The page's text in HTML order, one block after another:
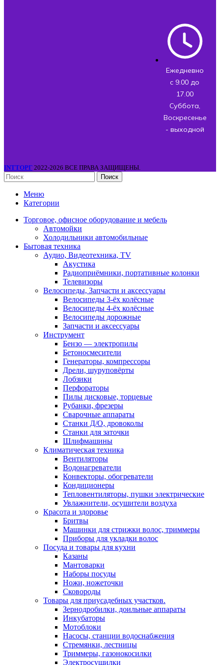
Ежедневно
с 9.00 до
17.00
Суббота,
Воскресенье
- выходной
INTТОРГ 2022-2026 ВСЕ ПРАВА ЗАЩИЩЕНЫ.
Поиск
Меню
Категории
Торговое, офисное оборудование и мебель
Автомойки
Холодильники автомобильные
Бытовая техника
Аудио, Видеотехника, TV
Акустика
Радиоприёмники, портативные колонки
Телевизоры
Велосипеды, Запчасти и аксессуары
Велосипеды 3-ёх колёсные
Велосипеды 4-ёх колёсные
Велосипеды дорожные
Запчасти и аксессуары
Инструмент
Бензо — электропилы
Бетоносмесители
Генераторы, компрессоры
Дрели, шуруповёрты
Лобзики
Перфораторы
Пилы дисковые, торцевые
Рубанки, фрезеры
Сварочные аппараты
Станки Д/О, дровоколы
Станки для заточки
Шлифмашины
Климатическая техника
Вентиляторы
Водонагреватели
Конвекторы, обогреватели
Кондиционеры
Тепловентиляторы, пушки электрические
Увлажнители, осушители воздуха
Красота и здоровье
Бритвы
Машинки для стрижки волос, триммеры
Приборы для укладки волос
Посуда и товары для кухни
Казаны
Мантоварки
Наборы посуды
Ножи, ножеточки
Сковороды
Товары для приусадебных участков.
Зернодробилки, доильные аппараты
Инкубаторы
Мотоблоки
Насосы, станции водоснабжения
Стремянки, лестницы
Триммеры, газонокосилки
Электросушилки